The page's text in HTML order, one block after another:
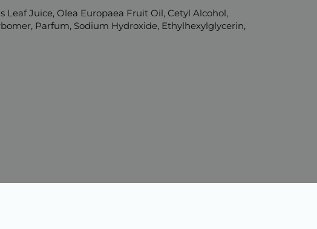
Juice, Olea Europaea Fruit Oil, Cetyl Alcohol,
Parfum, Sodium Hydroxide, Ethylhexylglycerin,